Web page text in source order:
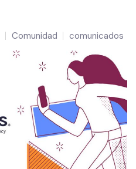
Comunidad comunicados